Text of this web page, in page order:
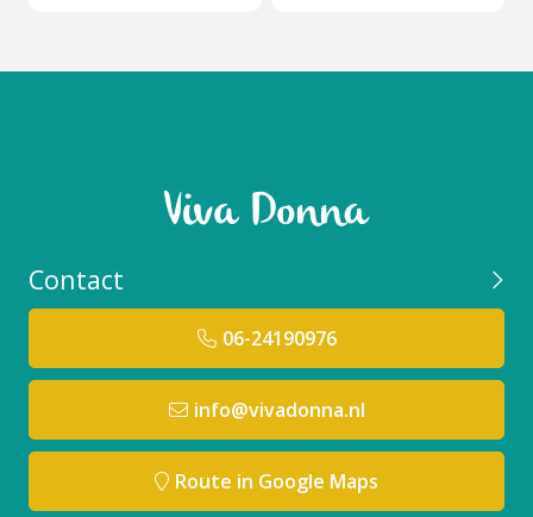
Contact
06-24190976
info@vivadonna.nl
Route in Google Maps